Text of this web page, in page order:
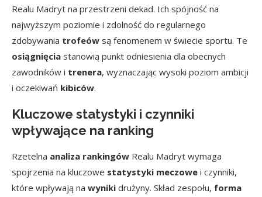
Realu Madryt na przestrzeni dekad. Ich spójność na
najwyższym poziomie i zdolność do regularnego
zdobywania trofeów są fenomenem w świecie sportu. Te
osiągnięcia stanowią punkt odniesienia dla obecnych
zawodników i trenera, wyznaczając wysoki poziom ambicji
i oczekiwań kibiców.
Kluczowe statystyki i czynniki
wpływające na ranking
Rzetelna analiza rankingów Realu Madryt wymaga
spojrzenia na kluczowe statystyki meczowe i czynniki,
które wpływają na wyniki drużyny. Skład zespołu, forma